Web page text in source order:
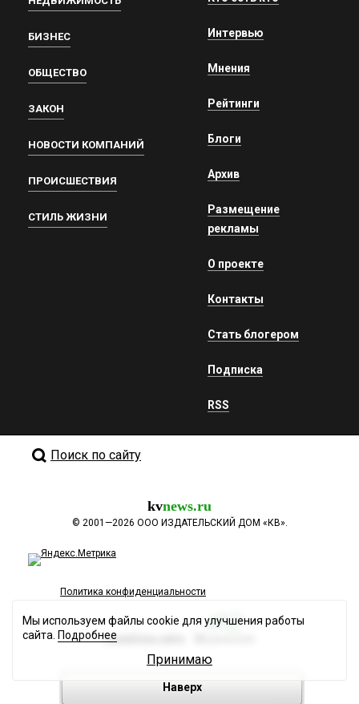
БИЗНЕС
ОБЩЕСТВО
ЗАКОН
НОВОСТИ КОМПАНИЙ
ПРОИСШЕСТВИЯ
СТИЛЬ ЖИЗНИ
Интервью
Мнения
Рейтинги
Блоги
Архив
Размещение
рекламы
О проекте
Контакты
Стать блогером
Подписка
RSS
Поиск по сайту
kvnews.ru
© 2001—2026 ООО ИЗДАТЕЛЬСКИЙ ДОМ «КВ».
Политика конфиденциальности
Разработка сайта
Наверх
Мы используем файлы cookie для улучшения работы
сайта. Подробнее
Принимаю